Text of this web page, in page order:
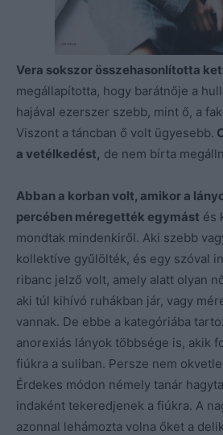
Vera sokszor összehasonlította
megállapította, hogy barátnője a
hajával ezerszer szebb, mint ő, a
Viszont a táncban ő volt ügyesebb.
a vetélkedést, de nem bírta
Abban a korban volt, amikor a
percében méregették egymást és
mondtak mindenkiről. Aki szebb
kollektíve gyűlölték, és egy szóval
ribanc jelző volt, amely alatt olyan
aki túl kihívó ruhákban jár, vagy
vannak. De ebbe a kategóriába
anorexiás lányok többsége is, akik
fiúkra a suliban. Persze nem
Érdekes módon némely tanár
indaként tekeredjenek a fiúkra. A
azonnal lehámozta volna őket a